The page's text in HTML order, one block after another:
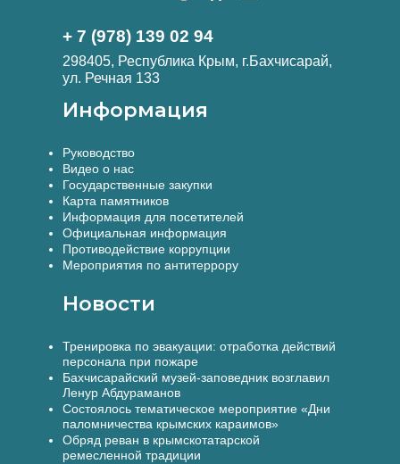
+ 7 (978) 139 02 94
298405, Республика Крым, г.Бахчисарай,
ул. Речная 133
Информация
Руководство
Видео о нас
Государственные закупки
Карта памятников
Информация для посетителей
Официальная информация
Противодействие коррупции
Мероприятия по антитеррору
Новости
Тренировка по эвакуации: отработка действий
персонала при пожаре
Бахчисарайский музей-заповедник возглавил
Ленур Абдураманов
Состоялось тематическое мероприятие «Дни
паломничества крымских караимов»
Обряд реван в крымскотатарской
ремесленной традиции